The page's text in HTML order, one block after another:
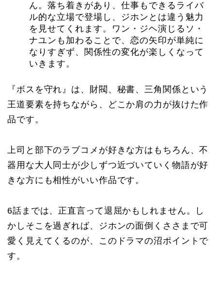
ん。落ち着きがあり、仕事もできるライバ
ル的な立場で登場し、ジホンとは違う魅力
を見せてくれます。ワン・ジヘ演じるソ・
ナユンも加わることで、恋の矢印が単純に
なりすぎず、関係性の変化が楽しくなって
いきます。
『ボスを守れ』は、財閥、秘書、三角関係という
王道要素を持ちながら、どこか肩の力が抜けた作
品です。
上司と部下のラブコメが好きな方はもちろん、不
器用な大人同士が少しずつ近づいていく物語が好
きな方にも相性がいい作品です。
6話までは、正直言って退屈かもしれません。し
かしそこを過ぎれば、ジホンの面倒くささまで可
愛く見えてくるのが、このドラマの沼ポイントで
す。